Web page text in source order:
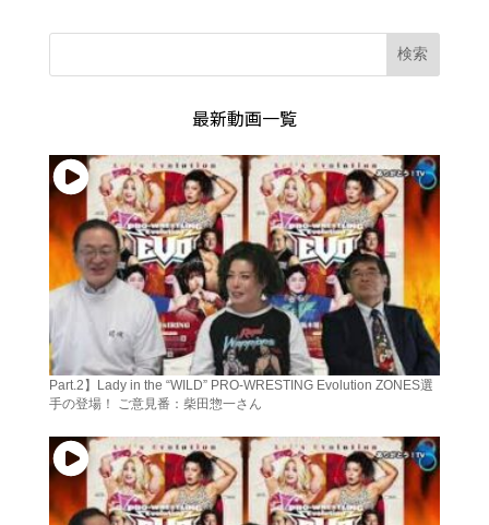
検索
最新動画一覧
Part.2】Lady in the “WILD” PRO-WRESTING Evolution ZONES選
手の登場！ ご意見番：柴田惣一さん